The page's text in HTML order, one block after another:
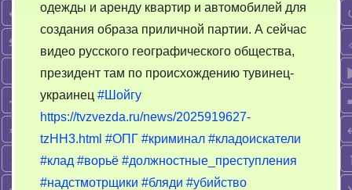
одежды и аренду квартир и автомобилей для
создания образа приличной партии. А сейчас
видео русского географического общества,
президент там по происхождению тувинец-
украинец #Шойгу
https://tvzvezda.ru/news/2025919627-
tzHH3.html #ОПГ #криминал #кладоискатели
#клад #ворьё #должностные_преступления
#надстмотрщики #бляди #убийство